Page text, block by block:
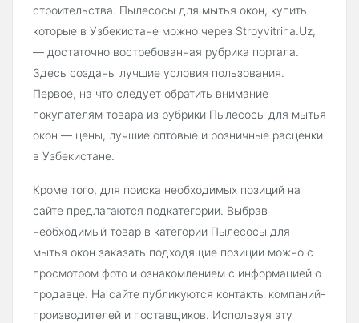
строительства. Пылесосы для мытья окон, купить
которые в Узбекистане можно через Stroyvitrina.Uz,
— достаточно востребованная рубрика портала.
Здесь созданы лучшие условия пользования.
Первое, на что следует обратить внимание
покупателям товара из рубрики Пылесосы для мытья
окон — цены, лучшие оптовые и розничные расценки
в Узбекистане.
Кроме того, для поиска необходимых позиций на
сайте предлагаются подкатегории. Выбрав
необходимый товар в категории Пылесосы для
мытья окон заказать подходящие позиции можно с
просмотром фото и ознакомлением с информацией о
продавце. На сайте публикуются контакты компаний-
производителей и поставщиков. Используя эту